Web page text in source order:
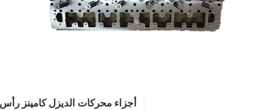
أجزاء محركات الديزل كامينز